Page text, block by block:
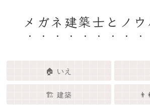
メガネ建築士とノ
🏠 いえ
🏗️ 建築
🏠✨ 建築士と考える「いい家」
👓✨ メ
🏗️✨ 建築 × エンタメで、暮らし